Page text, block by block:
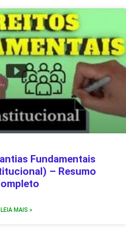
Fundamentais
– Resumo
LEIA MAIS »